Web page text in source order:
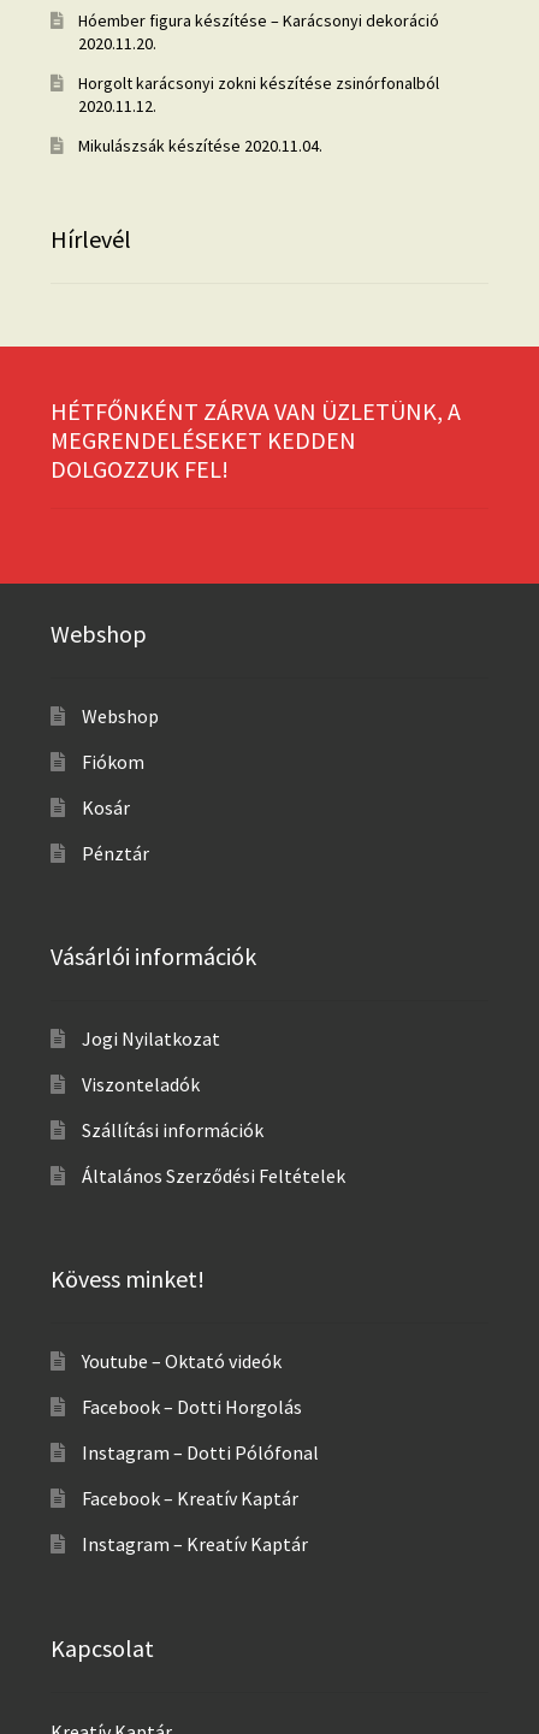
Hóember figura készítése – Karácsonyi dekoráció
2020.11.20.
Horgolt karácsonyi zokni készítése zsinórfonalból
2020.11.12.
Mikulászsák készítése 2020.11.04.
Hírlevél
HÉTFŐNKÉNT ZÁRVA VAN ÜZLETÜNK, A
MEGRENDELÉSEKET KEDDEN
DOLGOZZUK FEL!
Webshop
Webshop
Fiókom
Kosár
Pénztár
Vásárlói információk
Jogi Nyilatkozat
Viszonteladók
Szállítási információk
Általános Szerződési Feltételek
Kövess minket!
Youtube – Oktató videók
Facebook – Dotti Horgolás
Instagram – Dotti Pólófonal
Facebook – Kreatív Kaptár
Instagram – Kreatív Kaptár
Kapcsolat